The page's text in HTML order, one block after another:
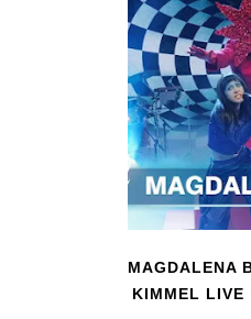
MAGDALENA
KIMMEL